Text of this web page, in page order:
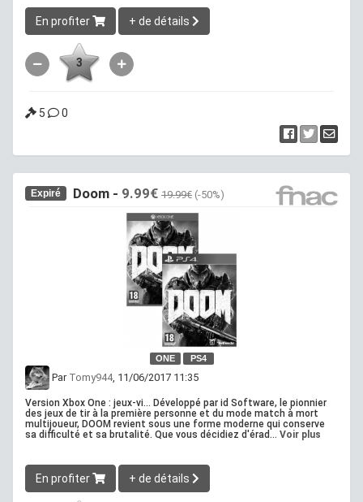
En profiter + de détails
3
5 0
Expiré Doom - 9.99€ 19.99€ (-50%)
ONE PS4
Par Tomy944, 11/06/2017 11:35
Version Xbox One : jeux-vi... Développé par id Software, le pionnier
des jeux de tir à la première personne et du mode match à mort
multijoueur, DOOM revient sous une forme moderne qui conserve
sa difficulté et sa brutalité. Que vous décidiez d'érad... Voir plus
En profiter + de détails